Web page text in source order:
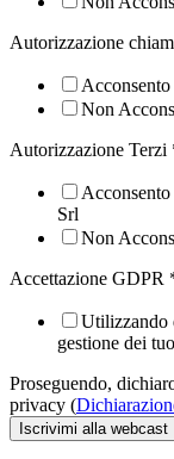
Autorizzazione
Non
Autorizzazione Terzi
Acconsento
Srl
Non
Accettazione GDPR
Utilizzando
gestione dei
Proseguendo,
privacy (
Iscrivimi alla webcast